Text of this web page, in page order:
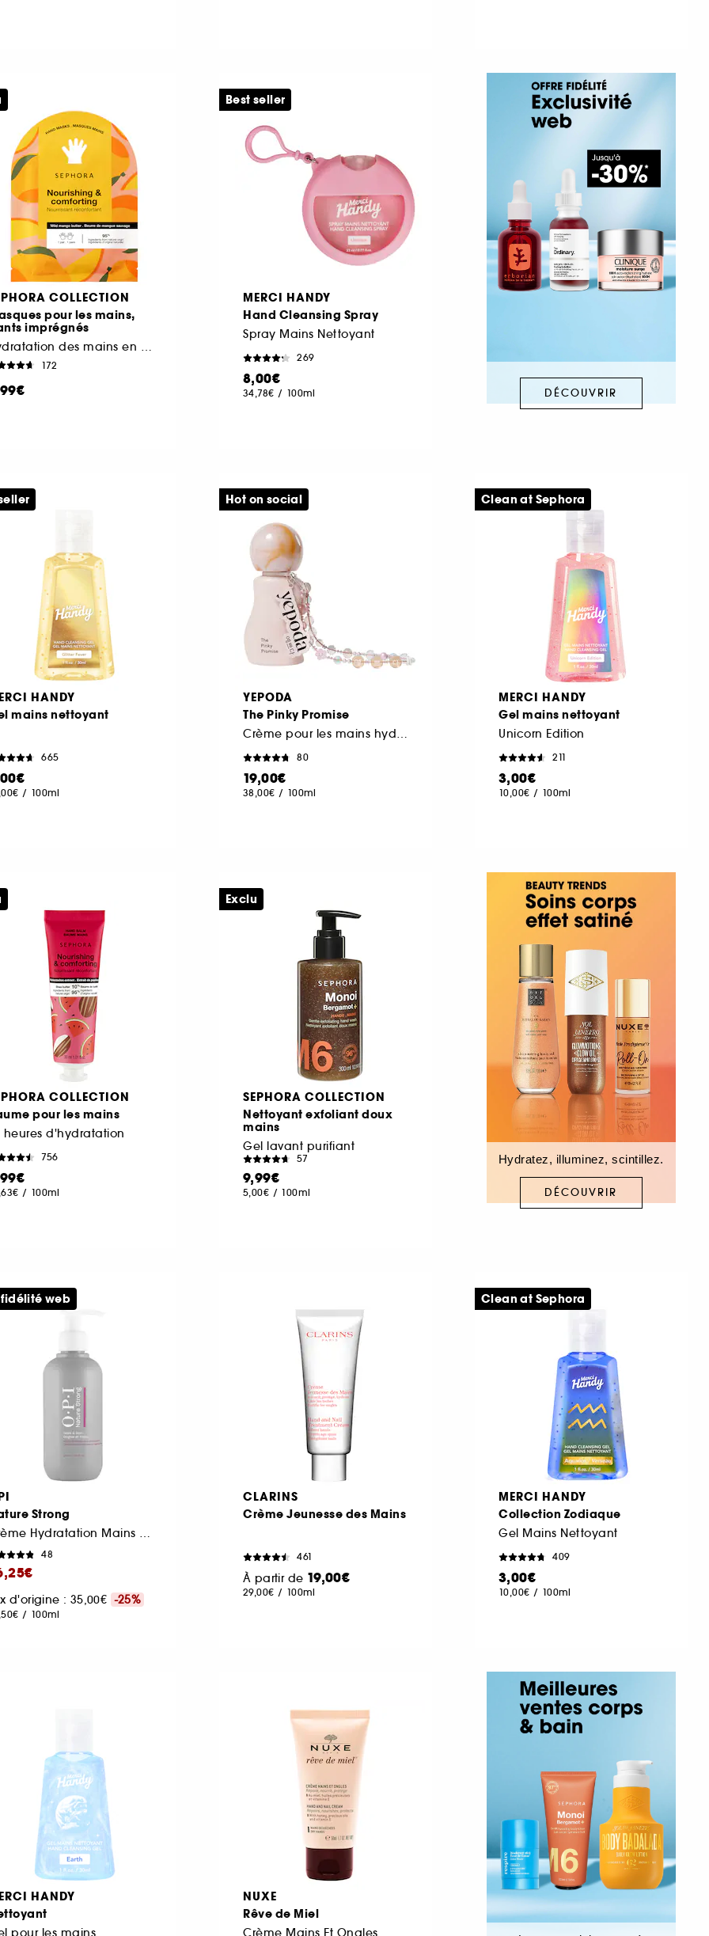
COLLECTION
pour les mains,
imprégnés
172
MERCI HANDY
Hand Cleansing Spray
Spray Mains Nettoyant
269
8,00€
34,78€ / 100ml
Best seller
DÉCOUVRIR
HANDY
mains nettoyant
665
/ 100ml
YEPODA
The Pinky Promise
80
19,00€
38,00€ / 100ml
Hot on social
MERCI HANDY
Gel mains nettoyant
Unicorn Edition
211
3,00€
10,00€ / 100ml
Clean at Sephora
COLLECTION
pour les mains
heures d'hydratation
756
/ 100ml
SEPHORA COLLECTION
Nettoyant exfoliant doux
mains
Gel lavant purifiant
57
9,99€
5,00€ / 100ml
Exclu
Hydratez, illuminez, scintillez.
DÉCOUVRIR
Strong
48
d'origine : 35,00€ -25%
/ 100ml
fidélité web
CLARINS
Crème Jeunesse des Mains
461
À partir de 19,00€
29,00€ / 100ml
MERCI HANDY
Collection Zodiaque
Gel Mains Nettoyant
409
3,00€
10,00€ / 100ml
Clean at Sephora
HANDY
pour les mains
NUXE
Rêve de Miel
Crème Mains Et Ongles